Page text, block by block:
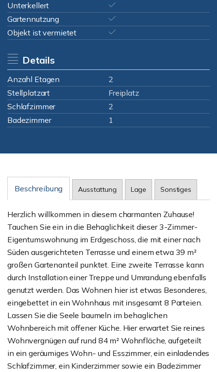
Unterkellert
Gartennutzung
Objekt ist vermietet
Details
Anzahl Etagen
2
Stellplatzart
Freiplatz
Schlafzimmer
2
Badezimmer
1
Beschreibung Ausstattung Lage Sonstiges
Herzlich willkommen in diesem charmanten Zuhause!
Tauchen Sie ein in die Behaglichkeit dieser 3-Zimmer-
Eigentumswohnung im Erdgeschoss, die mit einer nach
Süden ausgerichteten Terrasse und einem etwa 39 m²
großen Gartenanteil punktet. Eine zweite Terrasse kann
durch Installation einer Treppe und Umrandung ebenfalls
genutzt werden. Das Wohnen hier ist etwas Besonderes,
eingebettet in ein Wohnhaus mit insgesamt 8 Parteien.
Lassen Sie die Seele baumeln im behaglichen
Wohnbereich mit offener Küche. Hier erwartet Sie reines
Wohnvergnügen auf rund 84 m² Wohnfläche, aufgeteilt
in ein geräumiges Wohn- und Esszimmer, ein einladendes
Schlafzimmer, ein Kinderzimmer sowie ein Badezimmer